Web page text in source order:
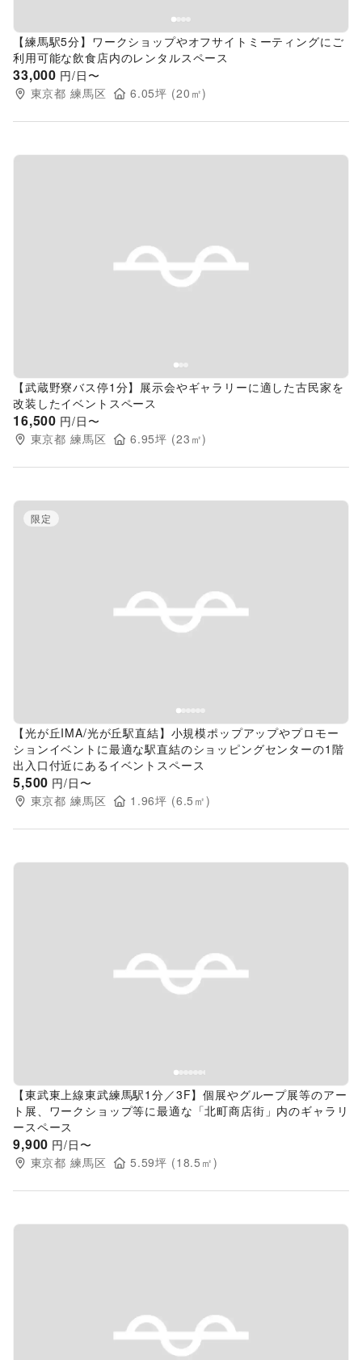
【練馬駅5分】ワークショップやオフサイトミーティングにご
利用可能な飲食店内のレンタルスペース
33,000 円/日〜
東京都 練馬区 6.05坪 (20 ㎡)
Previous slide
【武蔵野寮バス停1分】展示会やギャラリーに適した古民家を
改装したイベントスペース
16,500 円/日〜
東京都 練馬区 6.95坪 (23 ㎡)
Previous slide
限定
【光が丘IMA/光が丘駅直結】小規模ポップアップやプロモー
ションイベントに最適な駅直結のショッピングセンターの1階
出入口付近にあるイベントスペース
5,500 円/日〜
東京都 練馬区 1.96坪 (6.5 ㎡)
Previous slide
【東武東上線東武練馬駅1分／3F】個展やグループ展等のアー
ト展、ワークショップ等に最適な「北町商店街」内のギャラリ
ースペース
9,900 円/日〜
東京都 練馬区 5.59坪 (18.5 ㎡)
Previous slide